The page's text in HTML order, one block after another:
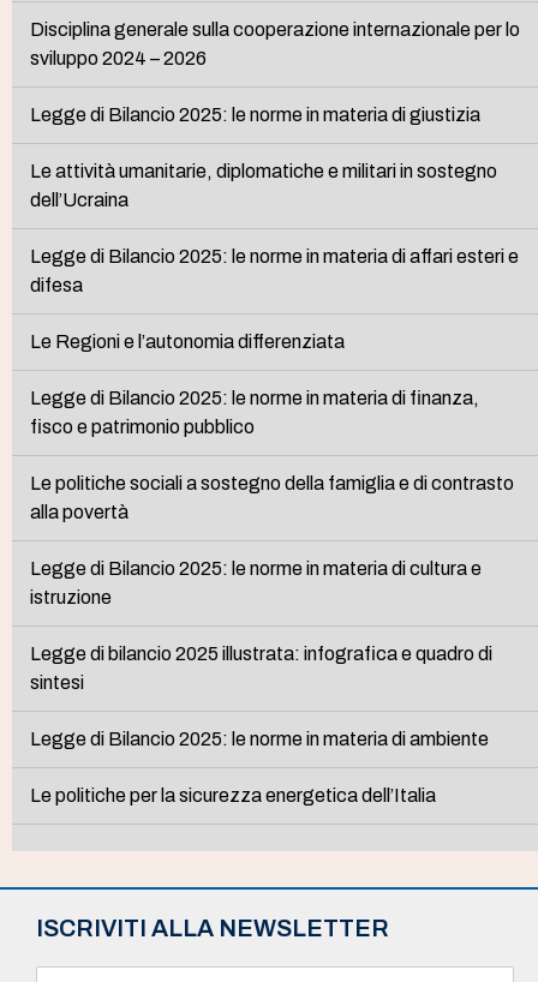
Disciplina generale sulla cooperazione internazionale per lo
sviluppo 2024 – 2026
Legge di Bilancio 2025: le norme in materia di giustizia
Le attività umanitarie, diplomatiche e militari in sostegno
dell’Ucraina
Legge di Bilancio 2025: le norme in materia di affari esteri e
difesa
Le Regioni e l’autonomia differenziata
Legge di Bilancio 2025: le norme in materia di finanza,
fisco e patrimonio pubblico
Le politiche sociali a sostegno della famiglia e di contrasto
alla povertà
Legge di Bilancio 2025: le norme in materia di cultura e
istruzione
Legge di bilancio 2025 illustrata: infografica e quadro di
sintesi
Legge di Bilancio 2025: le norme in materia di ambiente
Le politiche per la sicurezza energetica dell’Italia
ISCRIVITI ALLA NEWSLETTER